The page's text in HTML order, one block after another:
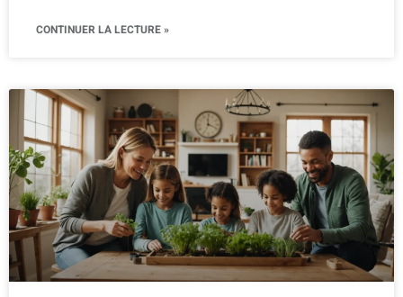
CONTINUER LA LECTURE »